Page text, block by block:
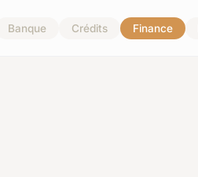
Banque Crédits Finance